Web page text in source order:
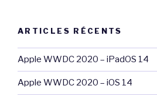
ARTICLES RÉCENTS
Apple WWDC 2020 – iPadOS 14
Apple WWDC 2020 – iOS 14